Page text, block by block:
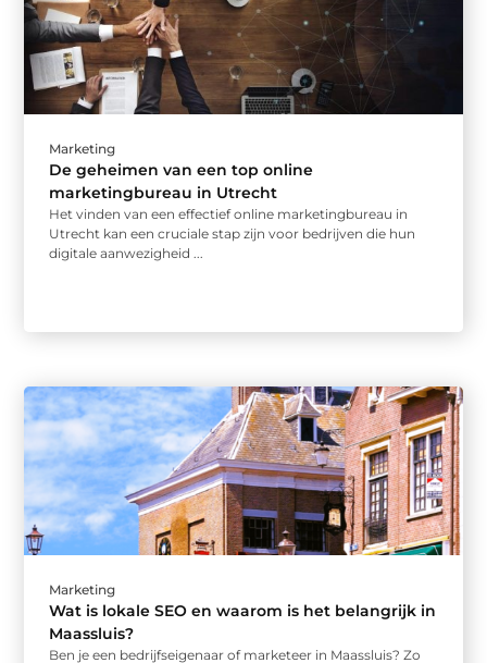
Marketing
De geheimen van een top online
marketingbureau in Utrecht
Het vinden van een effectief online marketingbureau in
Utrecht kan een cruciale stap zijn voor bedrijven die hun
digitale aanwezigheid ...
Marketing
Wat is lokale SEO en waarom is het belangrijk in
Maassluis?
Ben je een bedrijfseigenaar of marketeer in Maassluis? Zo